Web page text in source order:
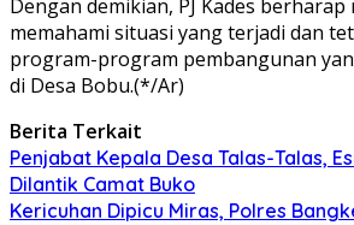
Dengan demikian, PJ Kades
memahami situasi yang terjadi dan
program-program pembangunan
di Desa Bobu.(*/Ar)
Berita Terkait
Penjabat Kepala Desa Talas-Talas,
Dilantik Camat Buko
Kericuhan Dipicu Miras, Polres